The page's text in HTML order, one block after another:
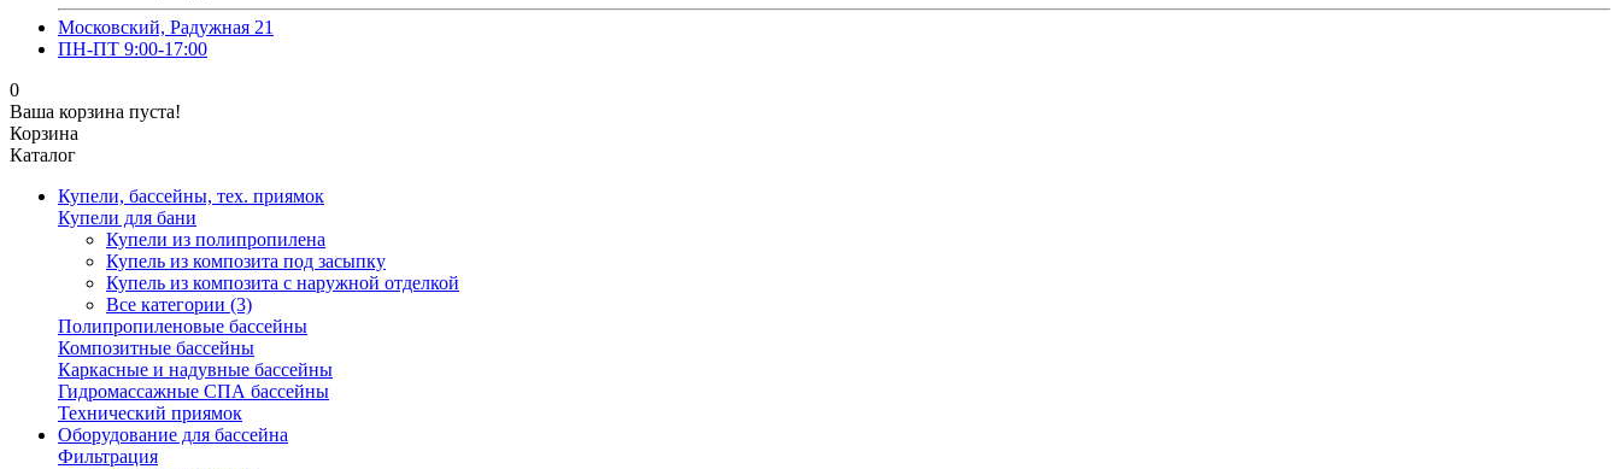
Московский, Радужная 21
ПН-ПТ 9:00-17:00
0
Ваша корзина пуста!
Корзина
Каталог
Купели, бассейны, тех. приямок
Купели для бани
Купели из полипропилена
Купель из композита под засыпку
Купель из композита с наружной отделкой
Все категории (3)
Полипропиленовые бассейны
Композитные бассейны
Каркасные и надувные бассейны
Гидромассажные СПА бассейны
Технический приямок
Оборудование для бассейна
Фильтрация